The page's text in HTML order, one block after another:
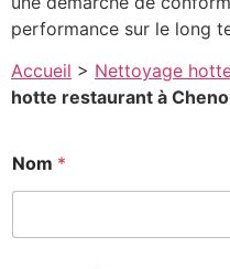
performance sur le long
Accueil > Nettoyage
hotte restaurant à
Nom *